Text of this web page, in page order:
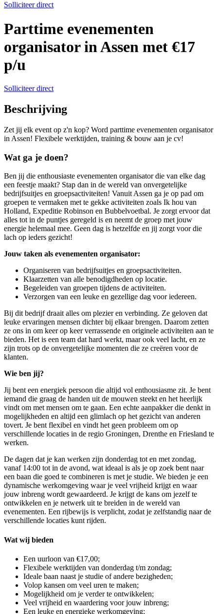
Solliciteer direct
Parttime evenementen
organisator in Assen met €17
p/u
Solliciteer direct
Beschrijving
Zet jij elk event op z'n kop? Word parttime evenementen organisator
in Assen! Flexibele werktijden, training & bouw aan je cv!
Wat ga je doen?
Ben jij die enthousiaste evenementen organisator die van elke dag
een feestje maakt? Stap dan in de wereld van onvergetelijke
bedrijfsuitjes en groepsactiviteiten! Vanuit Assen ga je op pad om
groepen te vermaken met te gekke activiteiten zoals Ik hou van
Holland, Expeditie Robinson en Bubbelvoetbal. Je zorgt ervoor dat
alles tot in de puntjes geregeld is en neemt de groep met jouw
energie helemaal mee. Geen dag is hetzelfde en jij zorgt voor die
lach op ieders gezicht!
Jouw taken als evenementen organisator:
Organiseren van bedrijfsuitjes en groepsactiviteiten.
Klaarzetten van alle benodigdheden op locatie.
Begeleiden van groepen tijdens de activiteiten.
Verzorgen van een leuke en gezellige dag voor iedereen.
Bij dit bedrijf draait alles om plezier en verbinding. Ze geloven dat
leuke ervaringen mensen dichter bij elkaar brengen. Daarom zetten
ze ons in om keer op keer verrassende en originele activiteiten aan te
bieden. Het is een team dat hard werkt, maar ook veel lacht, en ze
zijn trots op de onvergetelijke momenten die ze creëren voor de
klanten.
Wie ben jij?
Jij bent een energiek persoon die altijd vol enthousiasme zit. Je bent
iemand die graag de handen uit de mouwen steekt en het heerlijk
vindt om met mensen om te gaan. Een echte aanpakker die denkt in
mogelijkheden en altijd een glimlach op het gezicht van anderen
tovert. Je bent flexibel en vindt het geen probleem om op
verschillende locaties in de regio Groningen, Drenthe en Friesland te
werken.
De dagen dat je kan werken zijn donderdag tot en met zondag,
vanaf 14:00 tot in de avond, wat ideaal is als je op zoek bent naar
een baan die goed te combineren is met je studie. We bieden je een
dynamische werkomgeving waar je veel vrijheid krijgt en waar
jouw inbreng wordt gewaardeerd. Je krijgt de kans om jezelf te
ontwikkelen en je netwerk uit te breiden in de wereld van
evenementen. Een rijbewijs is verplicht, zodat je zelfstandig naar de
verschillende locaties kunt rijden.
Wat wij bieden
Een uurloon van €17,00;
Flexibele werktijden van donderdag t/m zondag;
Ideale baan naast je studie of andere bezigheden;
Volop kansen om veel uren te maken;
Mogelijkheid om je verder te ontwikkelen;
Veel vrijheid en waardering voor jouw inbreng;
Een leuke en energieke werkomgeving;